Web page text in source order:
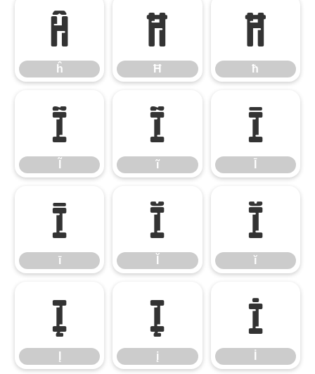
ĥ
ĥ
Ħ
Ħ
ħ
ħ
Ĩ ĩ
ĩ
Ī
ī
ī
Ĭ ĭ
ĭ
Į į
į
İ